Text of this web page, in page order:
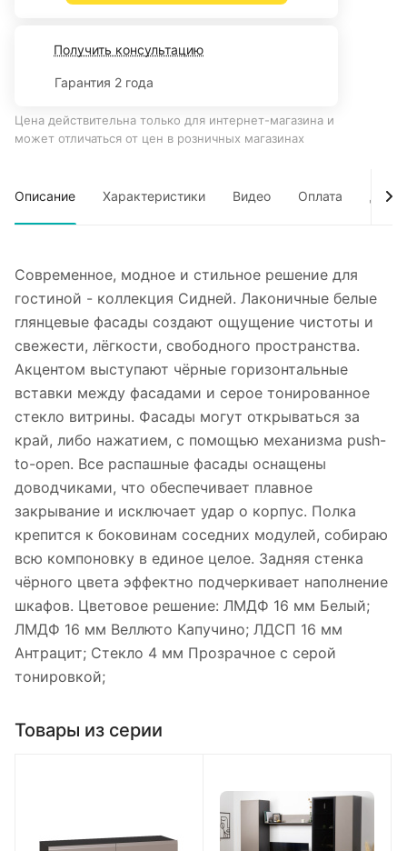
Получить консультацию
Гарантия 2 года
Цена действительна только для интернет-магазина и
может отличаться от цен в розничных магазинах
Описание Характеристики Видео Оплата
Современное, модное и стильное решение для
гостиной - коллекция Сидней. Лаконичные белые
глянцевые фасады создают ощущение чистоты и
свежести, лёгкости, свободного пространства.
Акцентом выступают чёрные горизонтальные
вставки между фасадами и серое тонированное
стекло витрины. Фасады могут открываться за
край, либо нажатием, с помощью механизма push-
to-open. Все распашные фасады оснащены
доводчиками, что обеспечивает плавное
закрывание и исключает удар о корпус. Полка
крепится к боковинам соседних модулей, собираю
всю компоновку в единое целое. Задняя стенка
чёрного цвета эффектно подчеркивает наполнение
шкафов. Цветовое решение: ЛМДФ 16 мм Белый;
ЛМДФ 16 мм Веллюто Капучино; ЛДСП 16 мм
Антрацит; Стекло 4 мм Прозрачное с серой
тонировкой;
Товары из серии